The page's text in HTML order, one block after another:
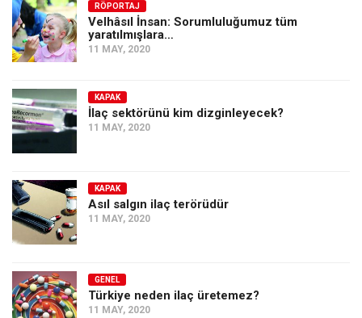
Avustralya
Tarih
Dosyalar
RÖPORTAJ
Velhâsıl İnsan: Sorumluluğumuz tüm
yaratılmışlara…
11 MAY, 2020
KAPAK
İlaç sektörünü kim dizginleyecek?
11 MAY, 2020
KAPAK
Asıl salgın ilaç terörüdür
11 MAY, 2020
GENEL
Türkiye neden ilaç üretemez?
11 MAY, 2020